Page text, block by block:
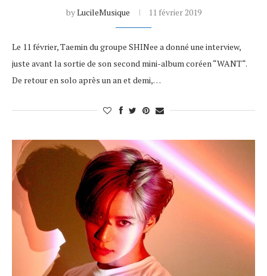
byLucileMusique 11 février 2019
Le 11 février, Taemin du groupe SHINee a donné une interview,
juste avant la sortie de son second mini-album coréen “WANT“.
De retour en solo après un an et demi,…